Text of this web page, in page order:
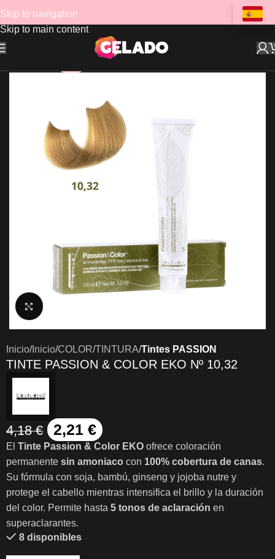
Skip to navigation
Skip to main content
Clic para ampliar
Inicio Inicio COLOR TINTURA Tintes PASSION
TINTE PASSION & COLOR EKO Nº 10,32
4,18€ 2,21 €
El Tinte Passion & Color EKO ofrece coloración
permanente sin amoniaco con 100% cobertura de canas.
Su fórmula con soja, bambú, ginseng y jojoba nutre y
protege el cabello mientras intensifica el brillo y la duración
del color. Permite hasta 5 tonos de aclaración en
superaclarantes.
8 disponibles